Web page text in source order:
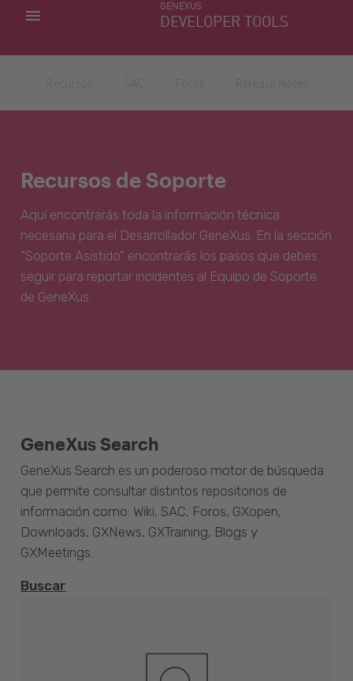
GENEXUS
DEVELOPER TOOLS
MIS APLICACIONES
Recursos de Soporte
Aquí encontrarás toda la información técnica
necesaria para el Desarrollador GeneXus. En la sección
“Soporte Asistido” encontrarás los pasos que debes
seguir para reportar incidentes al Equipo de Soporte
de GeneXus.
GeneXus Search
GeneXus Search es un poderoso motor de búsqueda
que permite consultar distintos repositorios de
información como: Wiki, SAC, Foros, GXopen,
Downloads, GXNews, GXTraining, Blogs y
GXMeetings.
Buscar